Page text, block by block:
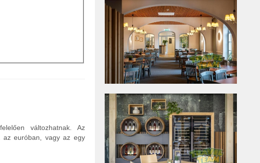
változhatnak. Az
az euróban, vagy az egy